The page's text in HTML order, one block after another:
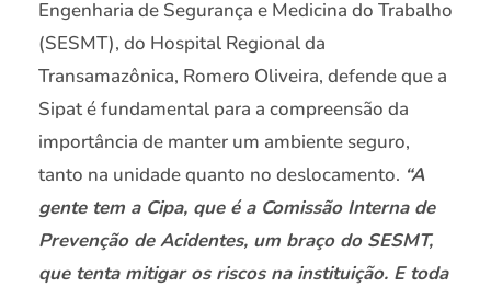
Engenharia de Segurança e Medicina do Trabalho
(SESMT), do Hospital Regional da
Transamazônica, Romero Oliveira, defende que a
Sipat é fundamental para a compreensão da
importância de manter um ambiente seguro,
tanto na unidade quanto no deslocamento. “A
gente tem a Cipa, que é a Comissão Interna de
Prevenção de Acidentes, um braço do SESMT,
que tenta mitigar os riscos na instituição. E toda